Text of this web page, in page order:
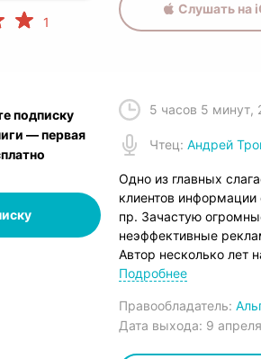
1
Слушать на
подписку
— первая
5 часов 5 минут,
Чтец: Андрей
Одно из главных
клиентов
пр. Зачастую
неэффективные
Автор несколько лет
для продвижения
Маркетинговые
художественного
Подробнее
Правообладатель:
Дата выхода: 9